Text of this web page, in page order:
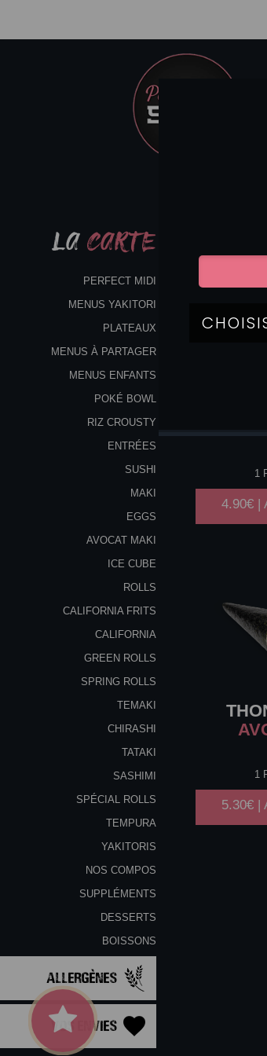
LA CARTE
PERFECT MIDI
MENUS YAKITORI
PLATEAUX
MENUS À PARTAGER
MENUS ENFANTS
POKÉ BOWL
RIZ CROUSTY
ENTRÉES
SUSHI
MAKI
EGGS
AVOCAT MAKI
ICE CUBE
ROLLS
CALIFORNIA FRITS
CALIFORNIA
GREEN ROLLS
SPRING ROLLS
TEMAKI
CHIRASHI
TATAKI
SASHIMI
SPÉCIAL ROLLS
TEMPURA
YAKITORIS
NOS COMPOS
SUPPLÉMENTS
DESSERTS
BOISSONS
Allergènes
Vos Envies
1
4.90€ |
1
5.30€ |